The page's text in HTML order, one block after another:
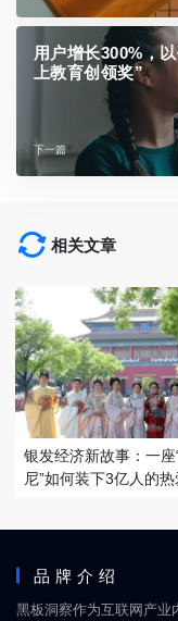
用户增长300%，
上教育创领奖”
下一篇
相关文章
银发经济新故事：一
尼”如何装下3亿人的热
品牌介绍
黑板洞察作为互联网产业